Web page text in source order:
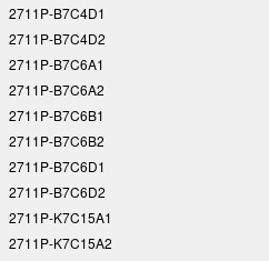
2711P-B7C4D1
2711P-B7C4D2
2711P-B7C6A1
2711P-B7C6A2
2711P-B7C6B1
2711P-B7C6B2
2711P-B7C6D1
2711P-B7C6D2
2711P-K7C15A1
2711P-K7C15A2